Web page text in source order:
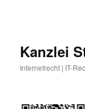
Kanzlei
Internetrecht | IT-